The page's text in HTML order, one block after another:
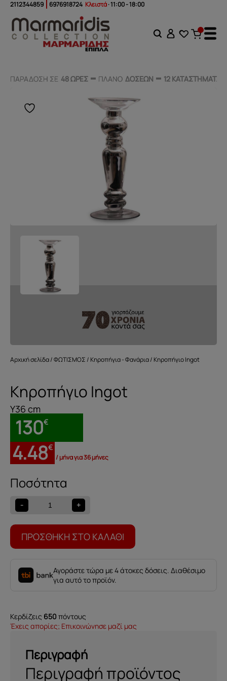
2112344859 6976918724 Κλειστά· 11:00 - 18:00
ΠΑΡΑΔΟΣΗ ΣΕ 48 ΩΡΕΣ ΠΛΑΝΟ ΔΟΣΕΩΝ 12 ΚΑΤΑΣΤΗΜΑΤΑ
ΠΑΡΑΔΟΣΗ ΣΕ 48 ΩΡΕΣ ΠΛΑΝΟ ΔΟΣΕΩΝ 12 ΚΑΤΑΣΤΗΜΑΤΑ
Αρχική σελίδα/ΦΩΤΙΣΜΟΣ / Κηροπήγια - Φανάρια/ Κηροπήγιο Ingot
Κηροπήγιο Ingot
Y36 cm
130€
4.48€
/ μήνα για 36 μήνες
-
Κηροπήγιο
Ingot
ποσότητα
+
ΠΡΟΣΘΉΚΗ ΣΤΟ ΚΑΛΆΘΙ
Αγοράστε τώρα με 4 άτοκες δόσεις. Διαθέσιμο
για αυτό το προϊόν.
Κερδίζεις 650 πόντους
Έχεις απορίες; Επικοινώνησε μαζί μας
Περιγραφή
Περιγραφή προϊόντος